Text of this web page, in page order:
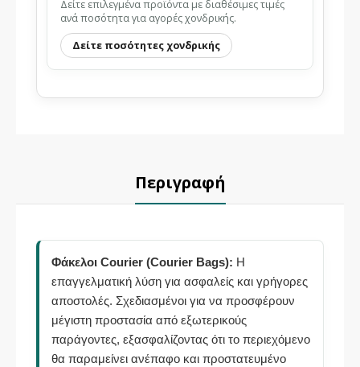
Δείτε επιλεγμένα προϊόντα με διαθέσιμες τιμές
ανά ποσότητα για αγορές χονδρικής.
Δείτε ποσότητες χονδρικής
Περιγραφή
Φάκελοι Courier (Courier Bags): Η
επαγγελματική λύση για ασφαλείς και γρήγορες
αποστολές. Σχεδιασμένοι για να προσφέρουν
μέγιστη προστασία από εξωτερικούς
παράγοντες, εξασφαλίζοντας ότι το περιεχόμενο
θα παραμείνει ανέπαφο και προστατευμένο